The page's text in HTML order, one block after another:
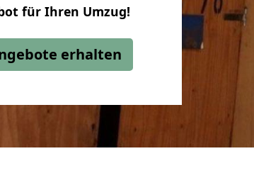
für Ihren Umzug!
erhalten